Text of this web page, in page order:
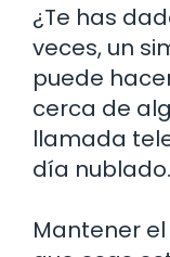
¿Te has
veces, un
puede
cerca de
llamada
día nublado.
Mantener